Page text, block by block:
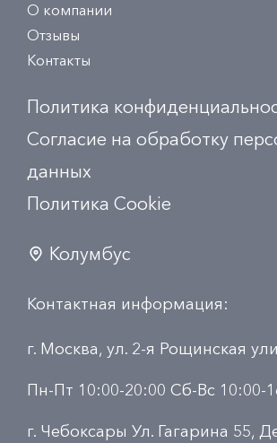
О компании
Отзывы
Контакты
Политика
Согласие на обработку
данных
Политика Сookie
Колумбус
Контактная информация:
г. Москва, ул. 2-я Рощинская
Пн-Пт 10:00-20:00 Сб-Вс 10:00-
г. Чебоксары Ул. Гагарина 55,